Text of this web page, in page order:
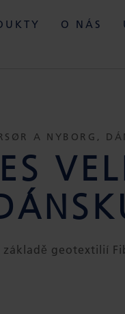
O NÁS
A NYBORG,
základě geotextilií